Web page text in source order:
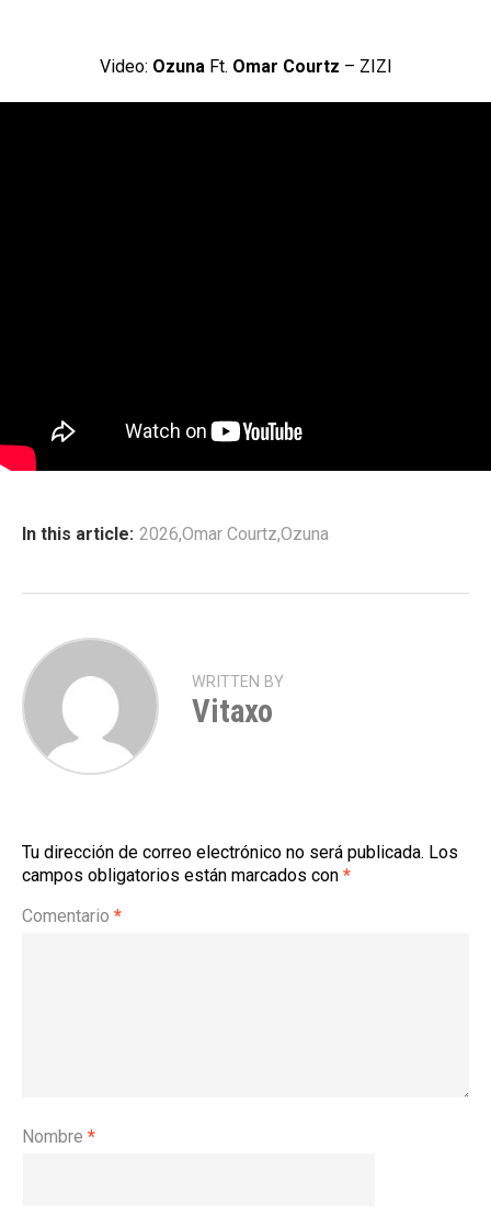
Video: Ozuna Ft. Omar Courtz – ZIZI
In this article: 2026,Omar Courtz,Ozuna
WRITTEN BY
Vitaxo
Tu dirección de correo electrónico no será publicada. Los
campos obligatorios están marcados con *
Comentario *
Nombre *